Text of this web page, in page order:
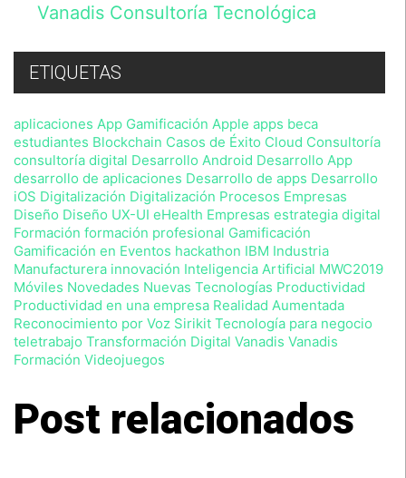
acuerdo
lo
previsto
Política
de
Privacidad
,
sin
perjuicio
de
que
en
cualquier
momento
podrá
ejercitar
sus
derechos
con
la
normativa
Vanadis Consultoría Tecnológica
ETIQUETAS
aplicaciones App Gamificación Apple apps beca
estudiantes Blockchain Casos de Éxito Cloud Consultoría
consultoría digital Desarrollo Android Desarrollo App
desarrollo de aplicaciones Desarrollo de apps Desarrollo
iOS Digitalización Digitalización Procesos Empresas
Diseño Diseño UX-UI eHealth Empresas estrategia digital
Formación formación profesional Gamificación
Gamificación en Eventos hackathon IBM Industria
Manufacturera innovación Inteligencia Artificial MWC2019
Móviles Novedades Nuevas Tecnologías Productividad
Productividad en una empresa Realidad Aumentada
Reconocimiento por Voz Sirikit Tecnología para negocio
teletrabajo Transformación Digital Vanadis Vanadis
Formación Videojuegos
Post relacionados